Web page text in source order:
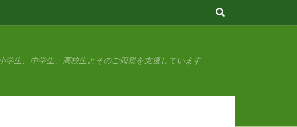
学生、中学生、高校生とそのご両親を支援しています